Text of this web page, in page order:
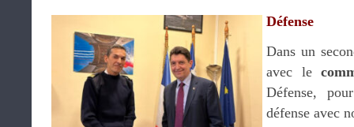
Défense
Dans un
avec le
Défense,
défense avec